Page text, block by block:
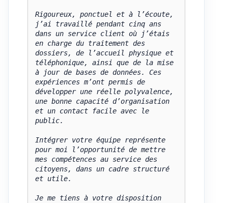
Rigoureux, ponctuel et à l’écoute,
j’ai travaillé pendant cinq ans
dans un service client où j’étais
en charge du traitement des
dossiers, de l’accueil physique et
téléphonique, ainsi que de la mise
à jour de bases de données. Ces
expériences m’ont permis de
développer une réelle polyvalence,
une bonne capacité d’organisation
et un contact facile avec le
public.
Intégrer votre équipe représente
pour moi l’opportunité de mettre
mes compétences au service des
citoyens, dans un cadre structuré
et utile.
Je me tiens à votre disposition